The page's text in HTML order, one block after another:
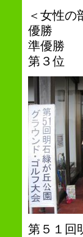
＜女性の
優勝 原
準優勝
第３位
第５１回